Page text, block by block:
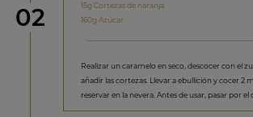
Paso
02
15g Cortezas de naranja
160g Azúcar
Realizar un caramelo en seco, descocer con el
añadir las cortezas. Llevar a ebullición y cocer 2
reservar en la nevera. Antes de usar, pasar por el